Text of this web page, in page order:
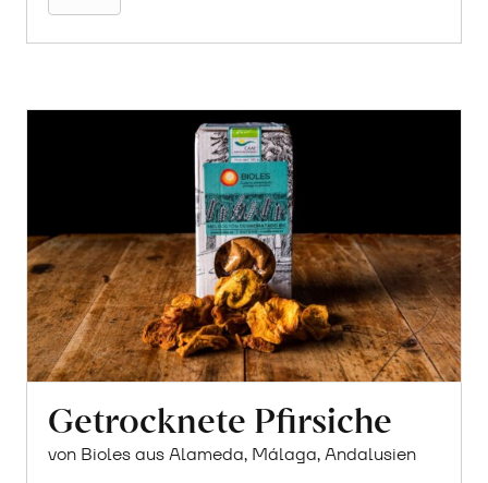
Getrocknete Pfirsiche
von Bioles aus Alameda, Málaga, Andalusien